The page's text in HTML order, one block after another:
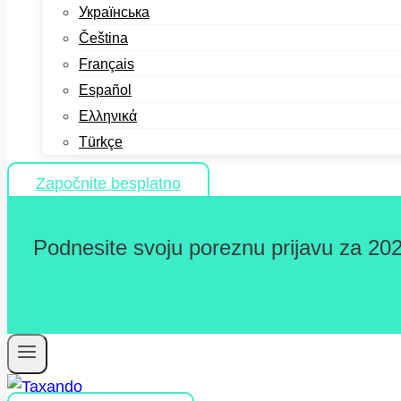
Українська
Čeština
Français
Español
Ελληνικά
Türkçe
Započnite besplatno
Podnesite svoju poreznu prijavu za